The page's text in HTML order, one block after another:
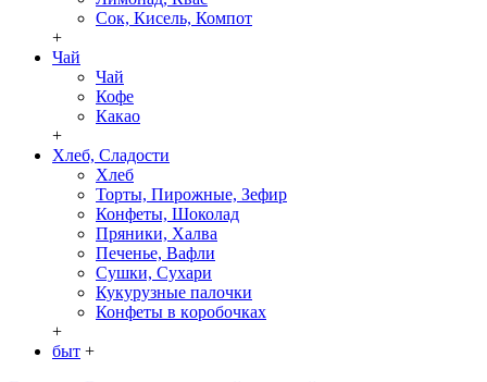
Сок, Кисель, Компот
+
Чай
Чай
Кофе
Какао
+
Хлеб, Сладости
Хлеб
Торты, Пирожные, Зефир
Конфеты, Шоколад
Пряники, Халва
Печенье, Вафли
Сушки, Сухари
Кукурузные палочки
Конфеты в кoробочках
+
быт +